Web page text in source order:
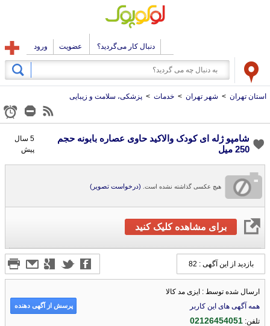
دنبال کار می‌گردید؟ عضویت ورود
استان تهران > شهر تهران > خدمات > پزشکی، سلامت و زیبایی
شامپو ژله ای كودک والاكید حاوی عصاره بابونه حجم
250 میل
5 سال
پیش
هیچ عکسی گذاشته نشده است. (درخواست تصویر)
برای مشاهده کلیک کنید
بازدید از این آگهی : 82
ارسال شده توسط : ایزی مد کالا
همه آگهی های این کاربر
تلفن:02126454051
پرسش از آگهی دهنده